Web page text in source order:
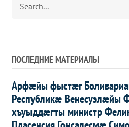
ПОСЛЕДНИЕ МАТЕРИАЛЫ
Арфæйы фыстæг
Республикæ Венесуэлæйы
хъуыддæгты министр